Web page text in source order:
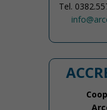
Tel.